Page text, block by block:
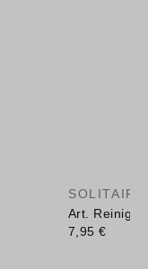
SOLITAIRE
Art.
7,95 €